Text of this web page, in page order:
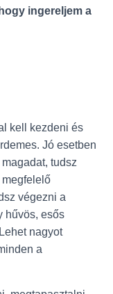
ingereljem a
kell kezdeni és
Jó esetben
tudsz
végezni a
hűvös, esős
nagyot
a